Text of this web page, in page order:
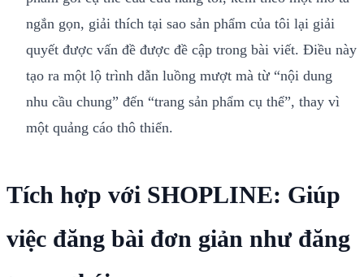
ngắn gọn, giải thích tại sao sản phẩm của tôi lại giải
quyết được vấn đề được đề cập trong bài viết. Điều này
tạo ra một lộ trình dẫn luồng mượt mà từ “nội dung
nhu cầu chung” đến “trang sản phẩm cụ thể”, thay vì
một quảng cáo thô thiển.
Tích hợp với SHOPLINE: Giúp
việc đăng bài đơn giản như đăng